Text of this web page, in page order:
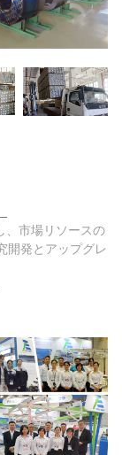
、市場リソースの
開発とアップグレ